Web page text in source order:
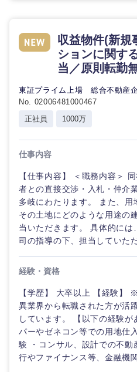
九州・沖縄
福岡県
長崎県
大分県
鹿児島県
収益物件(新規
ションに関す
当／原則転勤
東証プライム上場 総合不動産
No. 02006481000467
正社員
1000万
仕事内容
【仕事内容】 ＜職務内容＞
者との直接交渉・入札・仲介
多岐にわたります。 また、用
その土地にどのような用途の
当いただきます。 具体的に
司の指導の下、担当していた
経験・資格
【学歴】 大卒以上 【経験】
異業界から転職された方が活
しています。 【以下の経験
パーやゼネコン等での用地仕
験 ・コンサル、設計での不動
行やファイナンス等、金融機